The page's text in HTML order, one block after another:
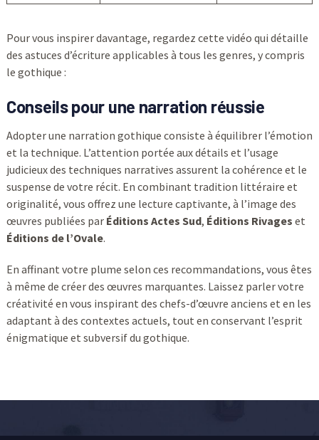
Pour vous inspirer davantage, regardez cette vidéo qui détaille
des astuces d’écriture applicables à tous les genres, y compris
le gothique :
Conseils pour une narration réussie
Adopter une narration gothique consiste à équilibrer l’émotion
et la technique. L’attention portée aux détails et l’usage
judicieux des techniques narratives assurent la cohérence et le
suspense de votre récit. En combinant tradition littéraire et
originalité, vous offrez une lecture captivante, à l’image des
œuvres publiées par Éditions Actes Sud, Éditions Rivages et
Éditions de l’Ovale.
En affinant votre plume selon ces recommandations, vous êtes
à même de créer des œuvres marquantes. Laissez parler votre
créativité en vous inspirant des chefs-d’œuvre anciens et en les
adaptant à des contextes actuels, tout en conservant l’esprit
énigmatique et subversif du gothique.